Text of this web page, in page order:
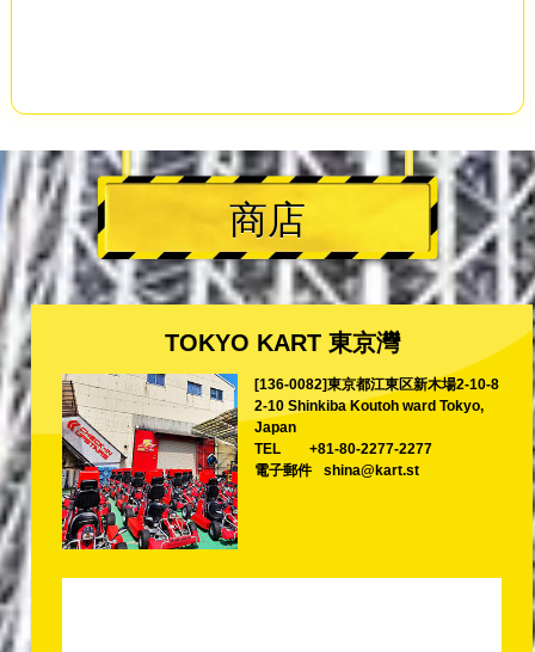
商店
TOKYO KART 東京灣
[136-0082]東京都江東区新木場2-10-8
2-10 Shinkiba Koutoh ward Tokyo,
Japan
TEL
+81-80-2277-2277
電子郵件
shina@kart.st